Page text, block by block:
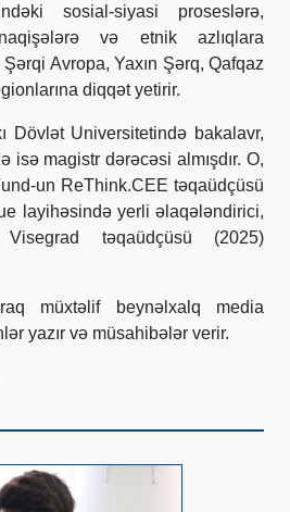
sosial-siyasi proseslərə,
və etnik azlıqlara
Avropa, Yaxın Şərq, Qafqaz
diqqət yetirir.
Dövlət Universitetində bakalavr,
isə magistr dərəcəsi almışdır. O,
un ReThink.CEE təqaüdçüsü
layihəsində yerli əlaqələndirici,
təqaüdçüsü (2025)
müxtəlif beynəlxalq media
yazır və müsahibələr verir.